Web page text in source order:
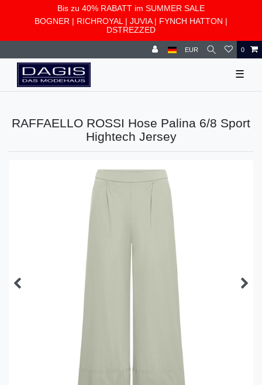
Bis zu 40% RABATT im SUMMER SALE
BOGNER | RICHROYAL | JUVIA| FYNCH HATTON |
DSTREZZED
EUR 0
☰
RAFFAELLO ROSSI Hose Palina 6/8 Sport
Hightech Jersey